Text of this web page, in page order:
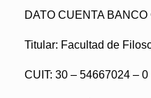
DATO CUENTA BANCO
Titular: Facultad de
CUIT: 30 – 54667024 – 0